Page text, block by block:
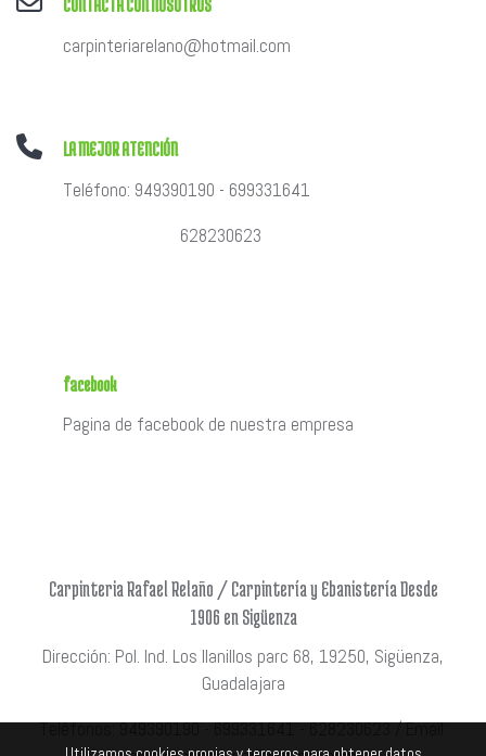
CONTACTA CON NOSOTROS
carpinteriarelano@hotmail.com
LA MEJOR ATENCIÓN
Teléfono: 949390190 - 699331641
628230623
facebook
Pagina de facebook de nuestra empresa
Carpinteria Rafael Relaño / Carpintería y Ebanistería Desde
1906 en Sigüenza
Dirección: Pol. Ind. Los llanillos parc 68, 19250, Sigüenza,
Guadalajara
Teléfonos: 949390190 - 699331641 - 628230623 / Email: